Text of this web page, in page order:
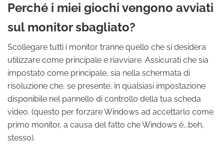
Perché i miei giochi vengono avviati
sul monitor sbagliato?
Scollegare tutti i monitor tranne quello che si desidera
utilizzare come principale e riavviare. Assicurati che sia
impostato come principale, sia nella schermata di
risoluzione che, se presente, in qualsiasi impostazione
disponibile nel pannello di controllo della tua scheda
video. (questo per forzare Windows ad accettarlo come
primo monitor, a causa del fatto che Windows è...beh,
stesso).